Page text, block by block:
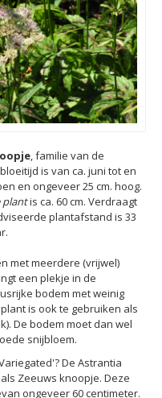
, familie van de
is van ca. juni tot en
en ongeveer 25 cm. hoog.
plantis ca. 60 cm. Verdraagt
plantafstand is 33
met meerdere (vrijwel)
een plekje in de
bodem met weinig
is ook te gebruiken als
De bodem moet dan wel
snijbloem.
De Astrantia
Zeeuws knoopje. Deze
ongeveer 60 centimeter.